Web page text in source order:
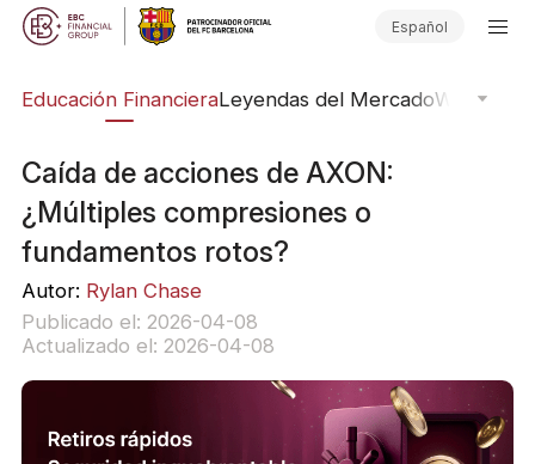
Español
Educación FinancieraLeyendas del MercadoWebinars
Caída de acciones de AXON:
¿Múltiples compresiones o
fundamentos rotos?
Autor: Rylan Chase
Publicado el: 2026-04-08
Actualizado el: 2026-04-08